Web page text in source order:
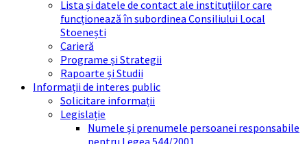
Lista și datele de contact ale instituțiilor care
funcționează în subordinea Consiliului Local
Stoenești
Carieră
Programe și Strategii
Rapoarte și Studii
Informații de interes public
Solicitare informații
Legislație
Numele și prenumele persoanei responsabile
pentru Legea 544/2001